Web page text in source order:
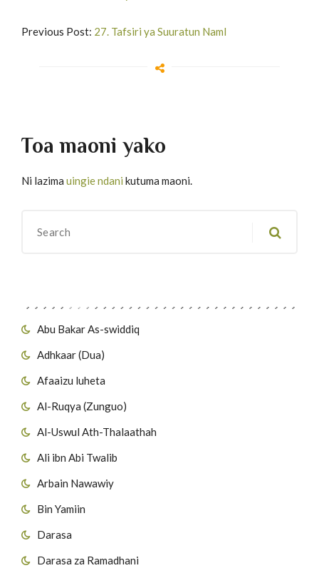
Abu Bakar As-swiddiq
Adhkaar (Dua)
Afaaizu luheta
Al-Ruqya (Zunguo)
Al-Uswul Ath-Thalaathah
Ali ibn Abi Twalib
Arbain Nawawiy
Bin Yamiin
Darasa
Darasa za Ramadhani
Previous Post: 27. Tafsiri ya Suuratun Naml
Toa maoni yako
Ni lazima uingie ndani kutuma maoni.